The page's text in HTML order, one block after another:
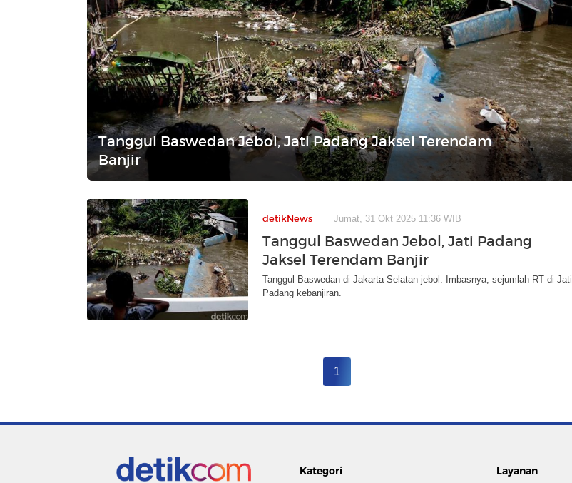
Tanggul Baswedan Jebol, Jati Padang Jaksel Terendam
Banjir
detikNews Jumat, 31 Okt 2025 11:36 WIB
Tanggul Baswedan Jebol, Jati Padang
Jaksel Terendam Banjir
Tanggul Baswedan di Jakarta Selatan jebol. Imbasnya, sejumlah RT di Jati
Padang kebanjiran.
1
Kategori Layanan